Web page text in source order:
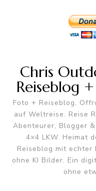
Chris
Reiseblog
Foto + Reiseblog,
auf Weltreise. Reise
Abenteurer, Blogger
4×4 LKW. Heimat
Reiseblog mit
ohne KI Bilder. Ein
ohne